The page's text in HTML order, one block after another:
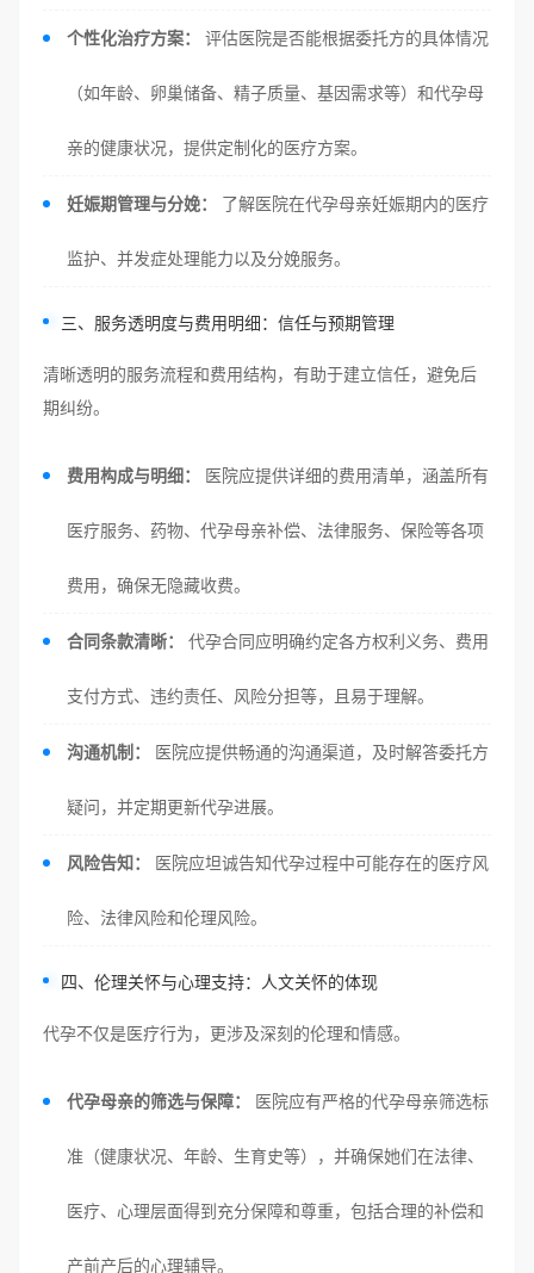
个性化治疗方案： 评估医院是否能根据委托方的具体情况
（如年龄、卵巢储备、精子质量、基因需求等）和代孕母
亲的健康状况，提供定制化的医疗方案。
妊娠期管理与分娩： 了解医院在代孕母亲妊娠期内的医疗
监护、并发症处理能力以及分娩服务。
三、服务透明度与费用明细：信任与预期管理
清晰透明的服务流程和费用结构，有助于建立信任，避免后
期纠纷。
费用构成与明细： 医院应提供详细的费用清单，涵盖所有
医疗服务、药物、代孕母亲补偿、法律服务、保险等各项
费用，确保无隐藏收费。
合同条款清晰： 代孕合同应明确约定各方权利义务、费用
支付方式、违约责任、风险分担等，且易于理解。
沟通机制： 医院应提供畅通的沟通渠道，及时解答委托方
疑问，并定期更新代孕进展。
风险告知： 医院应坦诚告知代孕过程中可能存在的医疗风
险、法律风险和伦理风险。
四、伦理关怀与心理支持：人文关怀的体现
代孕不仅是医疗行为，更涉及深刻的伦理和情感。
代孕母亲的筛选与保障： 医院应有严格的代孕母亲筛选标
准（健康状况、年龄、生育史等），并确保她们在法律、
医疗、心理层面得到充分保障和尊重，包括合理的补偿和
产前产后的心理辅导。